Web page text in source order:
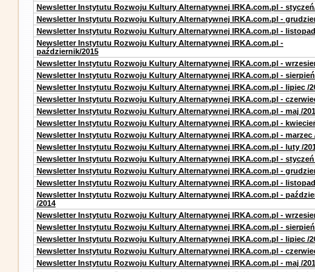
Newsletter Instytutu Rozwoju Kultury Alternatywnej IRKA.com.pl -
Newsletter Instytutu Rozwoju Kultury Alternatywnej IRKA.com.pl -
Newsletter Instytutu Rozwoju Kultury Alternatywnej IRKA.com.pl -
Newsletter Instytutu Rozwoju Kultury Alternatywnej IRKA.com.pl -
październik/2015
Newsletter Instytutu Rozwoju Kultury Alternatywnej IRKA.com.pl -
Newsletter Instytutu Rozwoju Kultury Alternatywnej IRKA.com.pl -
Newsletter Instytutu Rozwoju Kultury Alternatywnej IRKA.com.pl - lipiec /
Newsletter Instytutu Rozwoju Kultury Alternatywnej IRKA.com.pl -
Newsletter Instytutu Rozwoju Kultury Alternatywnej IRKA.com.pl - maj /
Newsletter Instytutu Rozwoju Kultury Alternatywnej IRKA.com.pl -
Newsletter Instytutu Rozwoju Kultury Alternatywnej IRKA.com.pl - marzec
Newsletter Instytutu Rozwoju Kultury Alternatywnej IRKA.com.pl - luty /
Newsletter Instytutu Rozwoju Kultury Alternatywnej IRKA.com.pl - styczeń
Newsletter Instytutu Rozwoju Kultury Alternatywnej IRKA.com.pl -
Newsletter Instytutu Rozwoju Kultury Alternatywnej IRKA.com.pl - listopad
Newsletter Instytutu Rozwoju Kultury Alternatywnej IRKA.com.pl -
/2014
Newsletter Instytutu Rozwoju Kultury Alternatywnej IRKA.com.pl -
Newsletter Instytutu Rozwoju Kultury Alternatywnej IRKA.com.pl - sierpień
Newsletter Instytutu Rozwoju Kultury Alternatywnej IRKA.com.pl - lipiec /
Newsletter Instytutu Rozwoju Kultury Alternatywnej IRKA.com.pl -
Newsletter Instytutu Rozwoju Kultury Alternatywnej IRKA.com.pl - maj /